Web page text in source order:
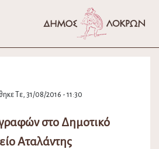
Τε, 31/08/2016 - 11:30
στο Δημοτικό
Αταλάντης